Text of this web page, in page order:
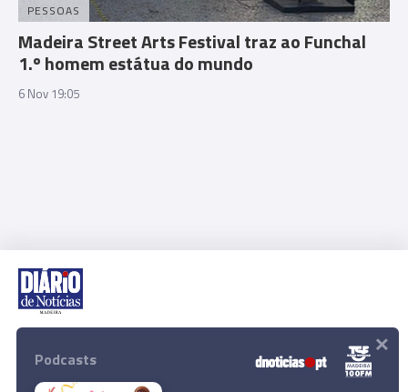
PESSOAS
Madeira Street Arts Festival traz ao Funchal
1.º homem estátua do mundo
6 Nov 19:05
Rua Dr. Fernão de Ornelas, 56 - 3º
291 202 300
Podcasts ×